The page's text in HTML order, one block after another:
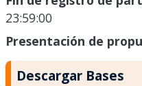
23:59:00
Presentación de
Descargar Bases